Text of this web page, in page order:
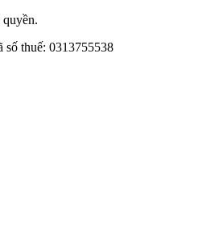
thuế: 0313755538